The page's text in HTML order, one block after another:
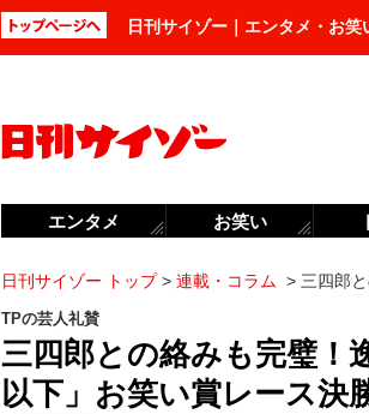
日刊サイゾー｜エンタメ・お
日刊サイゾー トップ> 連載・コラム > 三四郎
TPの芸人礼賛
三四郎との絡みも完璧！
以下」お笑い賞レース決
エンタメ お笑い